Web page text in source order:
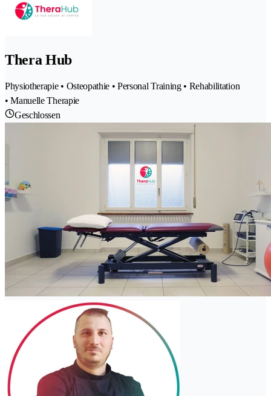
Thera Hub
Physiotherapie • Osteopathie • Personal Training • Rehabilitation
• Manuelle Therapie
Geschlossen